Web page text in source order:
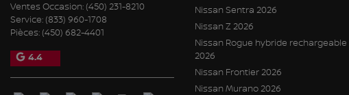
Ventes Occasion: (450) 231-8210
Service: (833) 960-1708
Pièces: (450) 682-4401
4.4
Nissan Sentra 2026
Nissan Z 2026
Nissan Rogue hybride rechargeable
2026
Nissan Frontier 2026
Nissan Murano 2026